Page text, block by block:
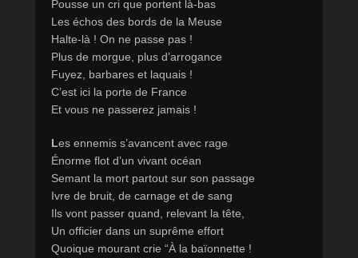
Pousse un cri que portent là-bas
Les échos des bords de la Meuse
Halte-là ! On ne passe pas !
Plus de morgue, plus d’arrogance
Fuyez, barbares et laquais !
C’est ici la porte de France
Et vous ne passerez jamais !
Les ennemis s’avancent avec rage
Énorme flot d’un vivant océan
Semant la mort partout sur son passage
Ivre de bruit, de carnage et de sang
Ils vont passer quand, relevant la tête,
Un officier dans un suprême effort
Quoique mourant crie “À la baïonnette !